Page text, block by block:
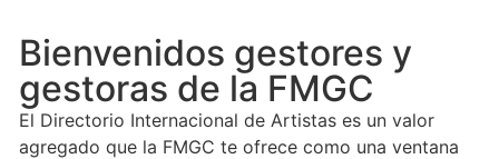
Bienvenidos gestores y
gestoras de la FMGC
El Directorio Internacional de Artistas es un valor
agregado que la FMGC te ofrece como una ventana